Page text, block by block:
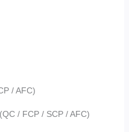
/ AFC)
/ FCP / SCP / AFC)